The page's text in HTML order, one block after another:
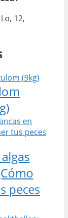
12,
peces